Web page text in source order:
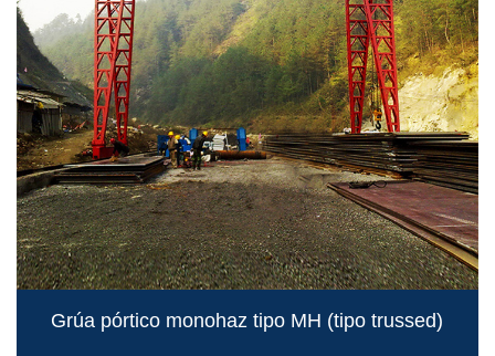
Grúa pórtico monohaz tipo MH (tipo trussed)